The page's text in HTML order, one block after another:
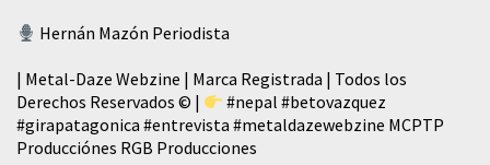
Hernán Mazón Periodista
| Metal-Daze Webzine | Marca Registrada | Todos los
Derechos Reservados © |
#nepal #betovazquez
#girapatagonica #entrevista #metaldazewebzine MCPTP
Producciónes RGB Producciones